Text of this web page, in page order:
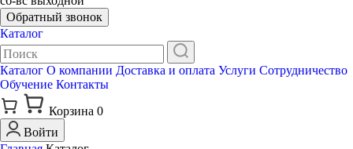
Обратный звонок
Каталог
Каталог О компании Доставка и оплата Услуги Сотрудничество
Обучение Контакты
Корзина 0
Войти